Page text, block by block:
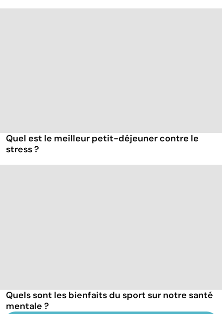
Quel est le meilleur petit-déjeuner contre le
stress ?
Quels sont les bienfaits du sport sur notre santé
mentale ?